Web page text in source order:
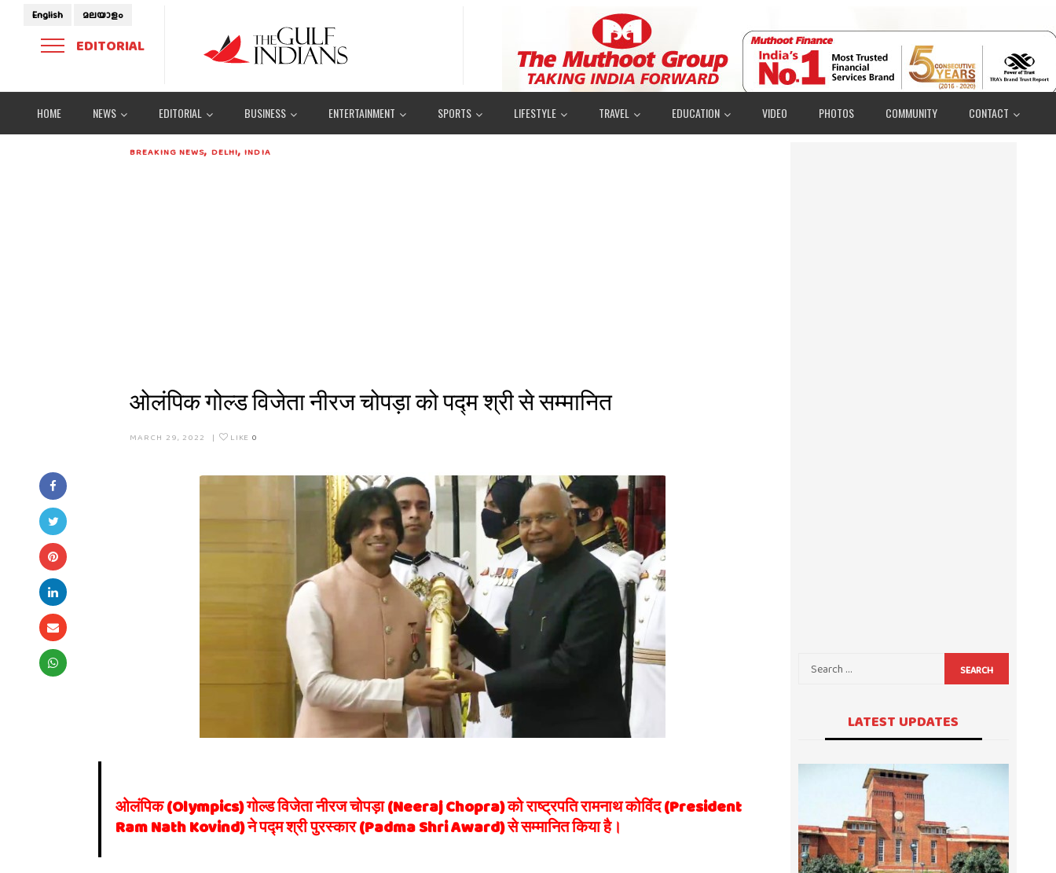
English മലയാളം
EDITORIAL
HOME NEWS EDITORIAL BUSINESS ENTERTAINMENT SPORTS LIFESTYLE TRAVEL EDUCATION VIDEO PHOTOS COMMUNITY CONTACT
BREAKING NEWS, DELHI,INDIA
ओलंपिक गोल्ड विजेता नीरज चोपड़ा को पद्म श्री से सम्मानित
MARCH 29, 2022 | LIKE 0
ओलंपिक (Olympics) गोल्ड विजेता नीरज चोपड़ा (Neeraj Chopra) को राष्ट्रपति रामनाथ कोविंद (President
Ram Nath Kovind) ने पद्म श्री पुरस्कार (Padma Shri Award) से सम्मानित किया है।
SEARCH
LATEST UPDATES